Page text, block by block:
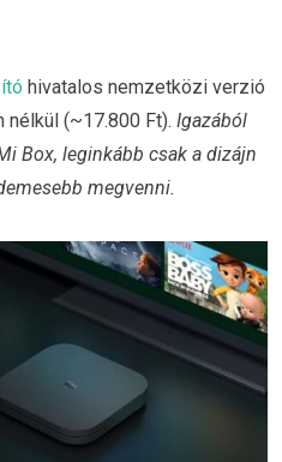
hivatalos nemzetközi verzió
nélkül (~17.800 Ft). Igazából
Box, leginkább csak a dizájn
megvenni.